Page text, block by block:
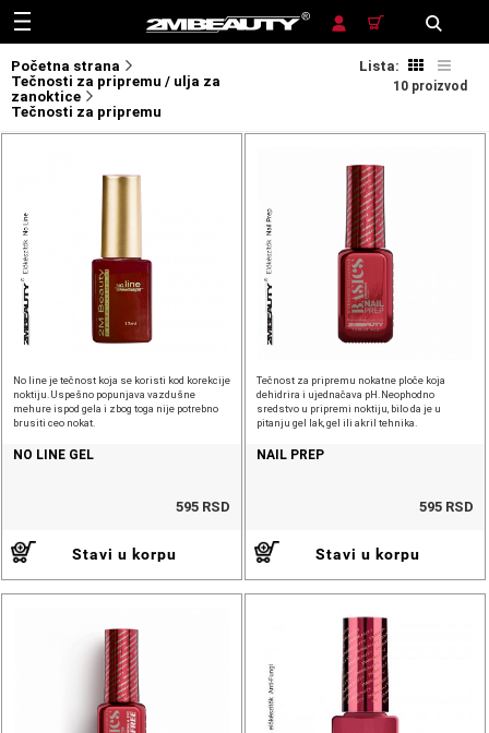
Početna strana
Tečnosti za pripremu / ulja za
zanoktice
Tečnosti za pripremu
Lista:
10 proizvod
No line je tečnost koja se koristi kod korekcije
noktiju.Uspešno popunjava vazdušne
mehure ispod gela i zbog toga nije potrebno
brusiti ceo nokat.
NO LINE GEL
595 RSD
Stavi u korpu
Tečnost za pripremu nokatne ploče koja
dehidrira i ujednačava pH.Neophodno
sredstvo u pripremi noktiju, bilo da je u
pitanju gel lak, gel ili akril tehnika.
NAIL PREP
595 RSD
Stavi u korpu